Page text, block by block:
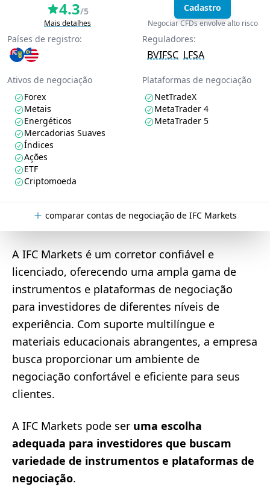
4.3/5
Mais detalhes
Cadastro
Negociar CFDs envolve alto risco
Países de registro: Reguladores:
BVIFSC LFSA
Ativos de negociação
Forex
Metais
Energéticos
Mercadorias Suaves
Índices
Ações
ETF
Criptomoeda
Plataformas de negociação
NetTradeX
MetaTrader 4
MetaTrader 5
comparar contas de negociação de IFC Markets
A IFC Markets é um corretor confiável e
licenciado, oferecendo uma ampla gama de
instrumentos e plataformas de negociação
para investidores de diferentes níveis de
experiência. Com suporte multilíngue e
materiais educacionais abrangentes, a empresa
busca proporcionar um ambiente de
negociação confortável e eficiente para seus
clientes.
A IFC Markets pode ser uma escolha
adequada para investidores que buscam
variedade de instrumentos e plataformas de
negociação.